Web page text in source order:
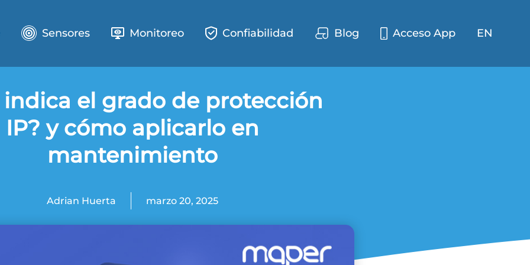
Sensores Monitoreo Confiabilidad Blog Acceso App EN
indica el grado de protección
IP? y cómo aplicarlo en
mantenimiento
Adrian Huerta marzo 20, 2025